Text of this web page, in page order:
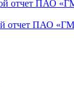
отчет ПАО
отчет ПАО